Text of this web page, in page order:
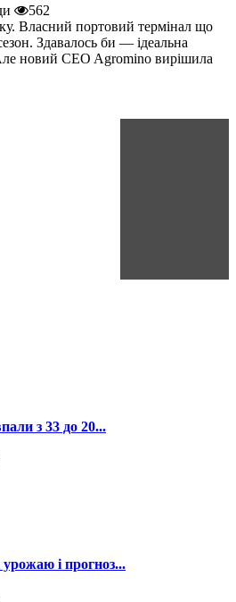
562
Власний портовий термінал що
Здавалось би — ідеальна
новий CEO Agromino вирішила
з 33 до 20...
і прогноз...